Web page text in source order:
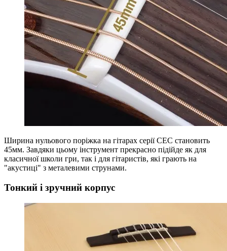
Ширина нульового поріжка на гітарах серії CEC становить
45мм. Завдяки цьому інструмент прекрасно підійде як для
класичної школи гри, так і для гітаристів, які грають на
"акустиці" з металевими струнами.
Тонкий і зручний корпус